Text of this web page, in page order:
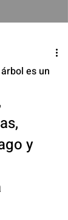
es un
y